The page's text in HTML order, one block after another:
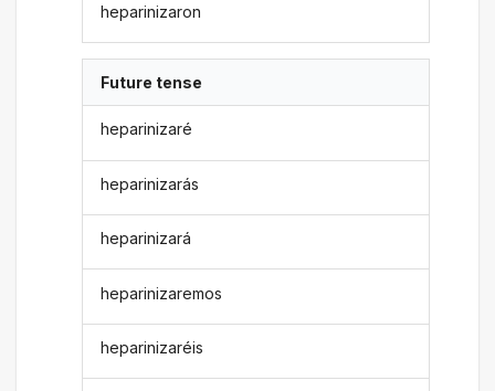
heparinizaron
Future tense
heparinizaré
heparinizarás
heparinizará
heparinizaremos
heparinizaréis